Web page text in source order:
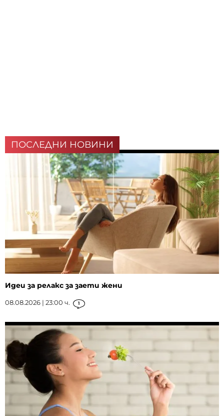
ПОСЛЕДНИ НОВИНИ
Идеи за релакс за заети жени
08.08.2026 | 23:00 ч. 1